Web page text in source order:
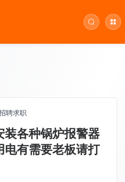
聘求职
装各种锅炉报警器
电有需要老板请打